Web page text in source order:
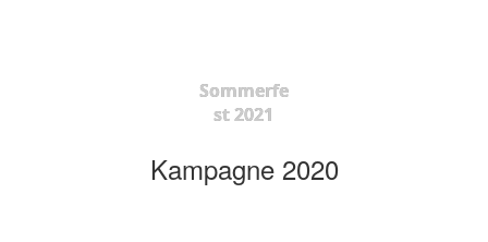
Sommerfe
st 2021
Kampagne 2020